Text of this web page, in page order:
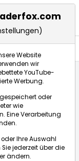
Website
wir
YouTube-
Werbung.
oder
wie
Eine Verarbeitung
Ihre Auswahl
jederzeit über die
ändern.